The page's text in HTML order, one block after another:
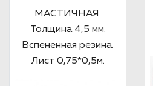
МАСТИЧНАЯ.
Толщина 4,5 мм.
Вспененная резина.
Лист 0,75*0,5м.